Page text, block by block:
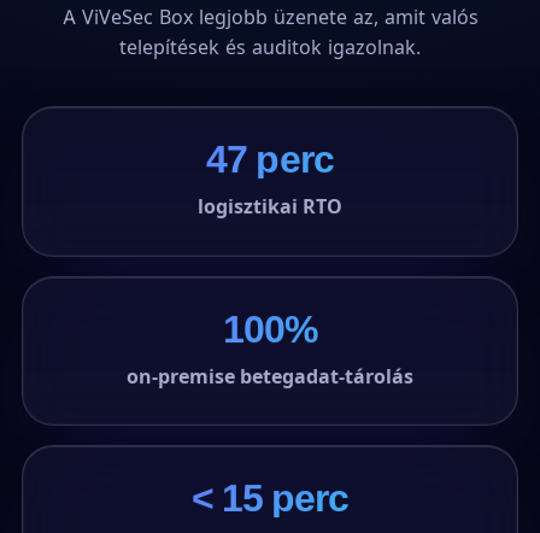
A ViVeSec Box legjobb üzenete az, amit valós
telepítések és auditok igazolnak.
47 perc
logisztikai RTO
100%
on-premise betegadat-tárolás
< 15 perc